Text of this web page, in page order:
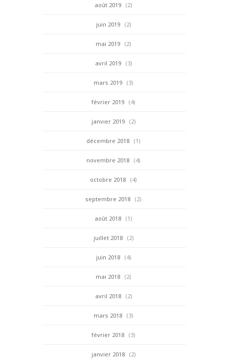
août 2019 (2)
juin 2019 (2)
mai 2019 (2)
avril 2019 (3)
mars 2019 (3)
février 2019 (4)
janvier 2019 (2)
décembre 2018 (1)
novembre 2018 (4)
octobre 2018 (4)
septembre 2018 (2)
août 2018 (1)
juillet 2018 (2)
juin 2018 (4)
mai 2018 (2)
avril 2018 (2)
mars 2018 (3)
février 2018 (3)
janvier 2018 (2)